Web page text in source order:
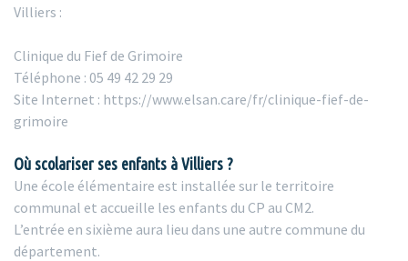
Villiers :
Clinique du Fief de Grimoire
Téléphone : 05 49 42 29 29
Site Internet : https://www.elsan.care/fr/clinique-fief-de-
grimoire
Où scolariser ses enfants à Villiers ?
Une école élémentaire est installée sur le territoire
communal et accueille les enfants du CP au CM2.
L’entrée en sixième aura lieu dans une autre commune du
département.